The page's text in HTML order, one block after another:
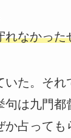
れなかっ
た。そ
は九門都
占って